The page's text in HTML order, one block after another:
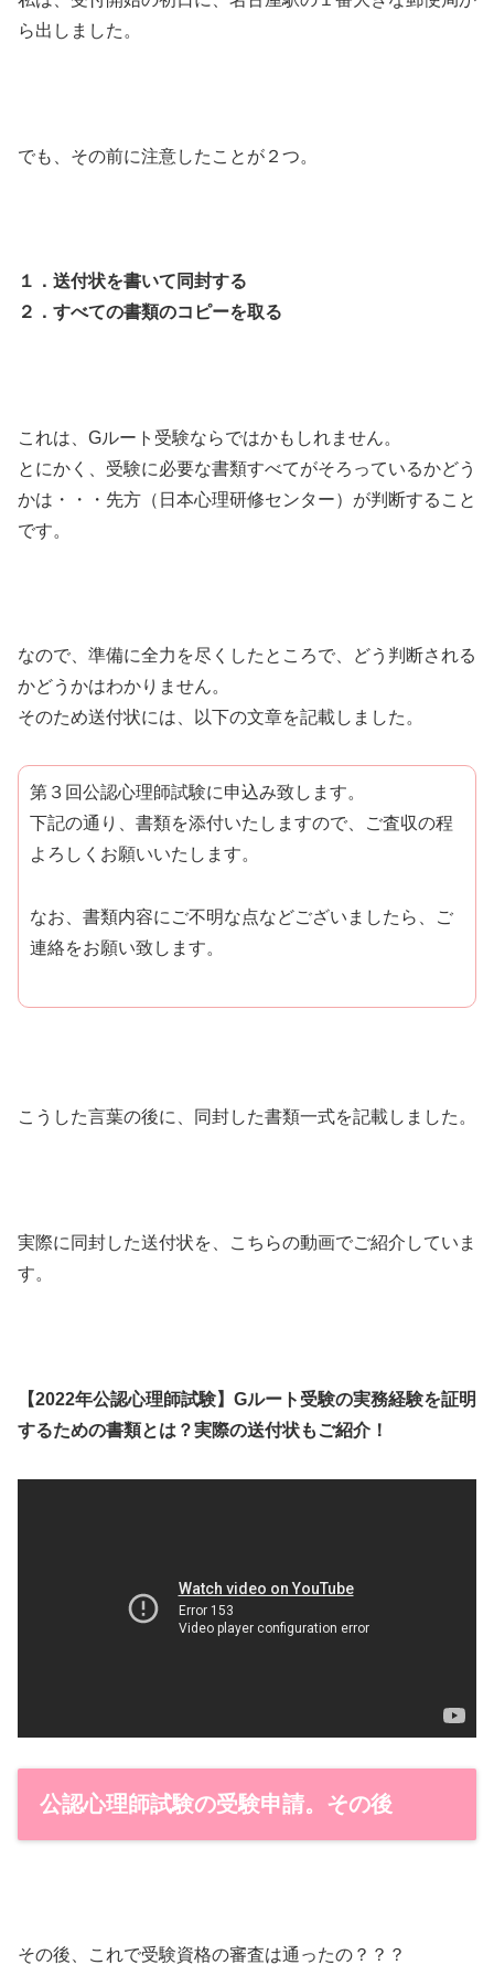
ら出しました。
でも、その前に注意したことが２つ。
１．送付状を書いて同封する
２．すべての書類のコピーを取る
これは、Gルート受験ならではかもしれません。
とにかく、受験に必要な書類すべてがそろっているかどう
かは・・・先方（日本心理研修センター）が判断すること
です。
なので、準備に全力を尽くしたところで、どう判断される
かどうかはわかりません。
そのため送付状には、以下の文章を記載しました。
第３回公認心理師試験に申込み致します。
下記の通り、書類を添付いたしますので、ご査収の程
よろしくお願いいたします。
なお、書類内容にご不明な点などございましたら、ご
連絡をお願い致します。
こうした言葉の後に、同封した書類一式を記載しました。
実際に同封した送付状を、こちらの動画でご紹介していま
す。
【2022年公認心理師試験】Gルート受験の実務経験を証明
するための書類とは？実際の送付状もご紹介！
公認心理師試験の受験申請。その後
その後、これで受験資格の審査は通ったの？？？